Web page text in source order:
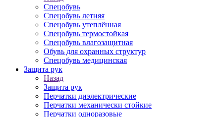
Спецобувь
Спецобувь летняя
Спецобувь утеплённая
Спецобувь термостойкая
Спецобувь влагозащитная
Обувь для охранных структур
Спецобувь медицинская
Защита рук
Назад
Защита рук
Перчатки диэлектрические
Перчатки механически стойкие
Перчатки одноразовые